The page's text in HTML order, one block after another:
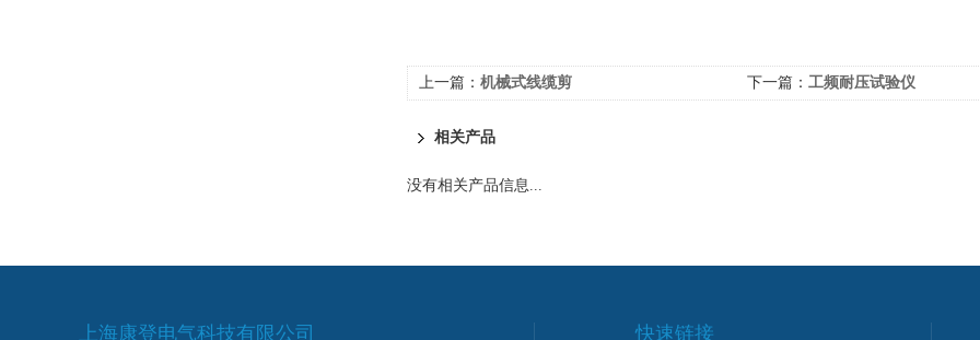
上一篇： 机械式线缆剪 下一篇： 工频耐压试验仪
相关产品
没有相关产品信息...
上海康登电气科技有限公司 快速链接